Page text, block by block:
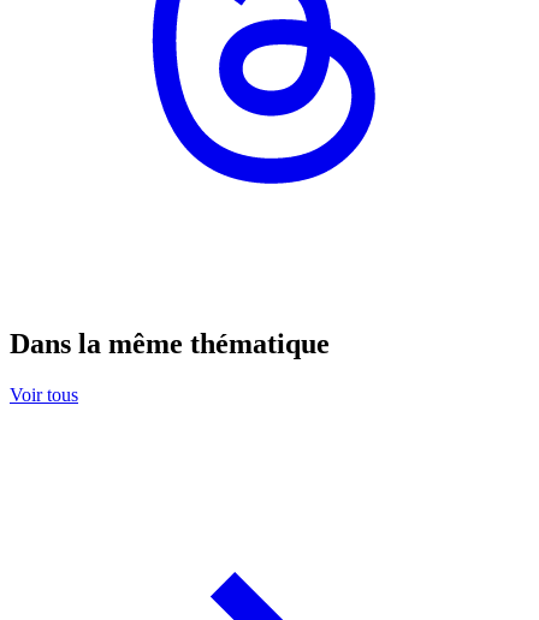
Dans la même thématique
Voir tous